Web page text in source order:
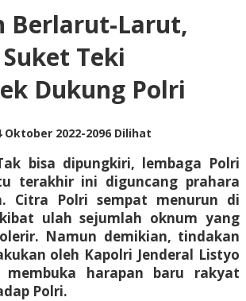
Larut,
Suket
Teki
Trenggalek
Dukung
Berlarut-Larut,
Teki
Dukung Polri
Oktober 2022oleh
-2096 Dilihat
bisa dipungkiri, lembaga Polri
terakhir ini diguncang prahara
Citra Polri sempat menurun di
ulah sejumlah oknum yang
Namun demikian, tindakan
oleh Kapolri Jenderal Listyo
membuka harapan baru rakyat
Polri.